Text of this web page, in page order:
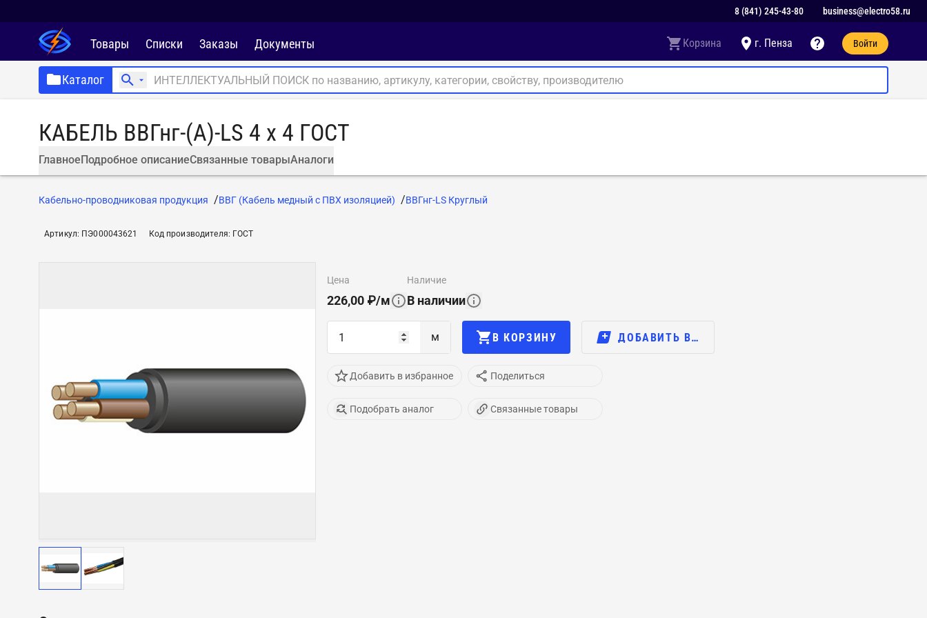
8 (841) 245-43-80 business@electro58.ru
Товары Списки Заказы Документы Корзина г. Пенза Войти
Каталог
КАБЕЛЬ ВВГнг-(А)-LS 4 х 4 ГОСТ
ГлавноеПодробное описаниеСвязанные товарыАналоги
Кабельно-проводниковая продукция ВВГ (Кабель медный с ПВХ изоляцией) ВВГнг-LS Круглый
Артикул: ПЭ000043621 Код производителя: ГОСТ
цена
226,00 ₽/м
наличие
В наличии
м В КОРЗИНУ ДОБАВИТЬ В…
Добавить в избранное Поделиться
Подобрать аналог Связанные товары